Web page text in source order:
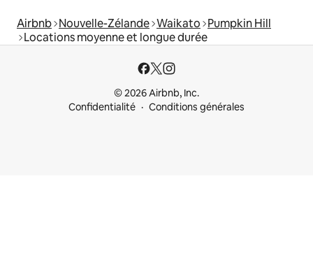
Airbnb Nouvelle-Zélande Waikato Pumpkin Hill
Locations moyenne et longue durée
© 2026 Airbnb, Inc.
Confidentialité
Conditions générales